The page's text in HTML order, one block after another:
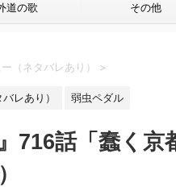
道の歌 その他
（ネタバレあり） >
レあり） 弱虫ペダル
716話「蠢く